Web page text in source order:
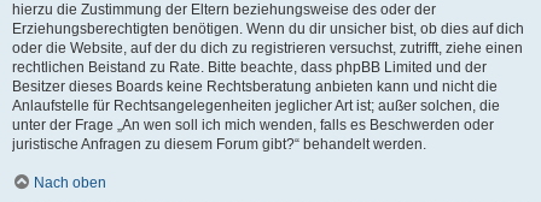
hierzu die Zustimmung der Eltern beziehungsweise des oder der
Erziehungsberechtigten benötigen. Wenn du dir unsicher bist, ob dies auf dich
oder die Website, auf der du dich zu registrieren versuchst, zutrifft, ziehe einen
rechtlichen Beistand zu Rate. Bitte beachte, dass phpBB Limited und der
Besitzer dieses Boards keine Rechtsberatung anbieten kann und nicht die
Anlaufstelle für Rechtsangelegenheiten jeglicher Art ist; außer solchen, die
unter der Frage „An wen soll ich mich wenden, falls es Beschwerden oder
juristische Anfragen zu diesem Forum gibt?“ behandelt werden.
Nach oben